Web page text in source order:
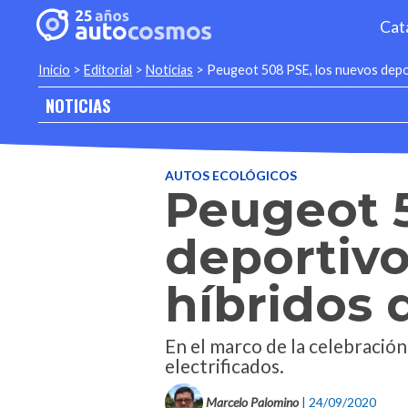
Inicio > Editorial > Noticias > Peugeot 508 PSE, los nuevos
NOTICIAS
AUTOS ECOLÓGICOS
Peugeot
híbridos
En el marco de la
electrificados.
Marcelo Palomino | 24/09/2020